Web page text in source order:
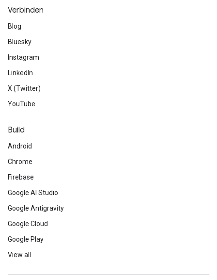
Verbinden
Blog
Bluesky
Instagram
LinkedIn
X (Twitter)
YouTube
Build
Android
Chrome
Firebase
Google AI Studio
Google Antigravity
Google Cloud
Google Play
View all